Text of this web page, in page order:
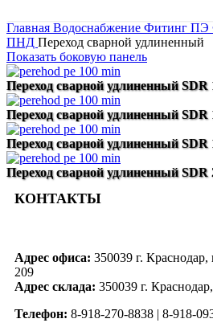
Главная Водоснабжение Фитинг ПЭ
ПНД Переход сварной удлиненный
Показать боковую панель
Переход сварной удлиненный SDR
Переход сварной удлиненный SDR
Переход сварной удлиненный SDR
Переход сварной удлиненный SDR
КОНТАКТЫ
Адрес офиса: 350039 г.
209
Адрес склада: 350039 г.
Телефон: 8-918-270-8838 | 8-918-